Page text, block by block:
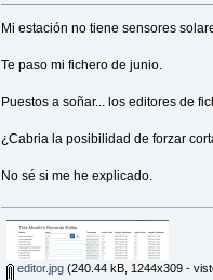
Mi estación no tiene sensores
Te paso mi fichero de junio.
Puestos a soñar... los editores de
¿Cabria la posibilidad de forzar
No sé si me he explicado.
editor.jpg (240.44 kB, 1244x309 -